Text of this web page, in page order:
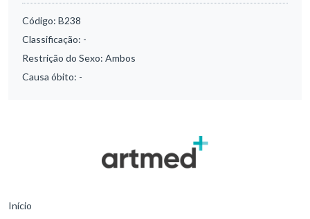
Código: B238
Classificação: -
Restrição do Sexo: Ambos
Causa óbito: -
Início